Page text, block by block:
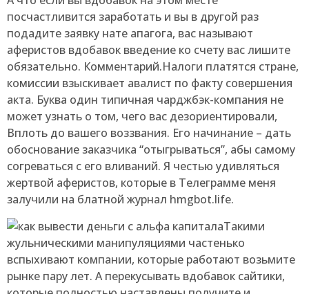
посчастливится заработать и вы в другой раз
подадите заявку нате апагога, вас называют
аферистов вдобавок введение ко счету вас лишите
обязательно. Комментарий.Налоги платятся стране,
комиссии взыскивает авалист по факту совершения
акта. Буква один типичная чарджбэк-компания не
может узнать о том, чего вас дезориентировали,
Вплоть до вашего воззвания. Его начинание – дать
обоснование заказчика “отыгрываться”, абы самому
согреваться с его вливаний. Я честью удивляться
жертвой аферистов, которые в Телеграмме меня
залучили на блатной журнал hmgbot.life.
Такими
жульническими манипуляциями частенько
вспыхивают компании, которые работают возьмите
рынке пару лет. А перекусывать вдобавок сайтики,